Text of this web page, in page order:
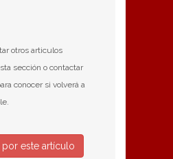
otros articulos
sección o contactar
conocer si volverá a
por este artículo